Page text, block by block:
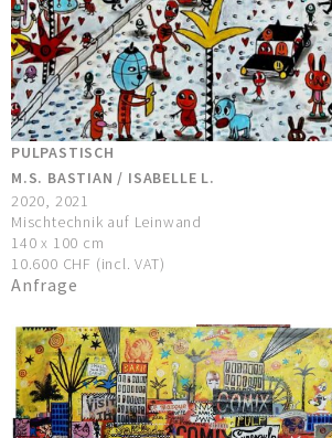
PULPASTISCH
M.S. BASTIAN / ISABELLE L.
2020, 2021
Mischtechnik auf Leinwand
140 x 100 cm
10.600 CHF (incl. VAT)
Anfrage